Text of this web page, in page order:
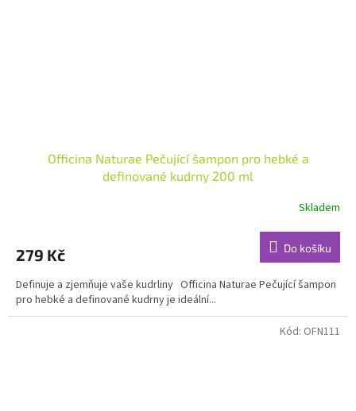
Officina Naturae Pečující šampon pro hebké a
definované kudrny 200 ml
je
z
5
hvězdiček.
Skladem
279 Kč Do košíku
Definuje a zjemňuje vaše kudrliny Officina Naturae Pečující šampon
pro hebké a definované kudrny je ideální...
Kód: OFN111